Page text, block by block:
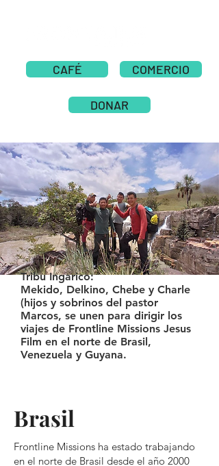
CAFÉ COMERCIO
DONAR
Tribu Ingarico:
Mekido, Delkino, Chebe y Charle
(hijos y sobrinos del pastor
Marcos, se unen para dirigir los
viajes de Frontline Missions Jesus
Film en el norte de Brasil,
Venezuela y Guyana.
Brasil
Frontline Missions ha estado trabajando
en el norte de Brasil desde el año 2000